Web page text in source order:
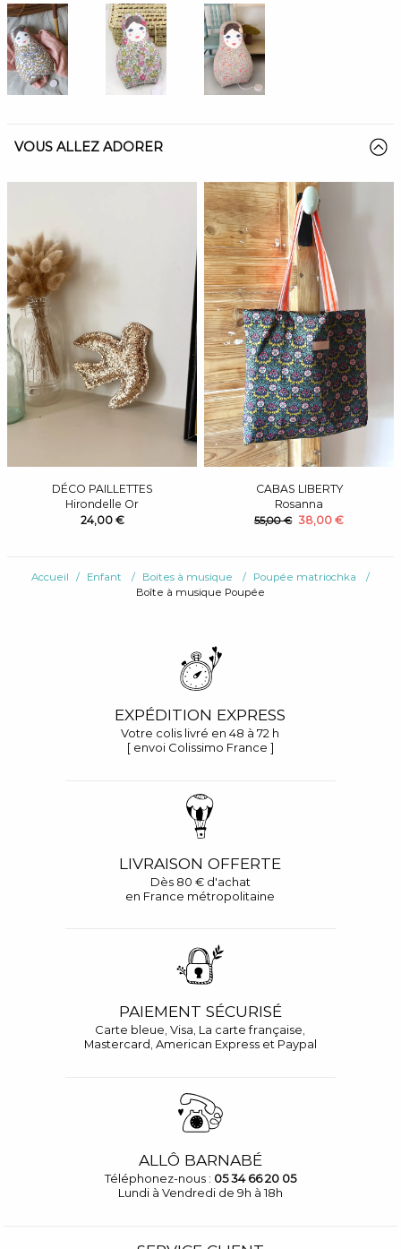
VOUS ALLEZ ADORER
DÉCO PAILLETTES
Hirondelle Or
24,00 €
CABAS LIBERTY
Rosanna
55,00 € 38,00 €
Accueil Enfant Boites à musique
Poupée matriochka
Boîte à musique Poupée
EXPÉDITION EXPRESS
Votre colis livré en 48 à 72 h
[ envoi Colissimo France ]
LIVRAISON OFFERTE
Dès 80 € d'achat
en France métropolitaine
PAIEMENT SÉCURISÉ
Carte bleue, Visa, La carte française,
Mastercard, American Express et Paypal
ALLÔ BARNABÉ
Téléphonez-nous : 05 34 66 20 05
Lundi à Vendredi de 9h à 18h